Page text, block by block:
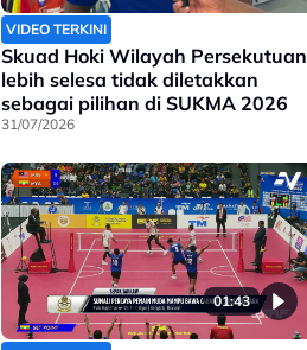
VIDEO TERKINI
Skuad Hoki Wilayah Persekutuan
lebih selesa tidak diletakkan
sebagai pilihan di SUKMA 2026
31/07/2026
01:43